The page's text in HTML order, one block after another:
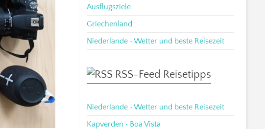
Ausflugsziele
Griechenland
Niederlande • Wetter und beste Reisezeit
RSS-Feed Reisetipps
Niederlande • Wetter und beste Reisezeit
Kapverden • Boa Vista